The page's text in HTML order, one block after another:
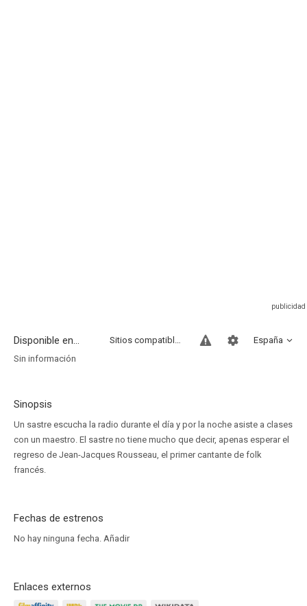
Disponible en... España
Sitios compatibles
Sin información
Sinopsis
Un sastre escucha la radio durante el día y por la noche asiste a clases
con un maestro. El sastre no tiene mucho que decir, apenas esperar el
regreso de Jean-Jacques Rousseau, el primer cantante de folk
francés.
Fechas de estrenos
No hay ninguna fecha. Añadir
Enlaces externos